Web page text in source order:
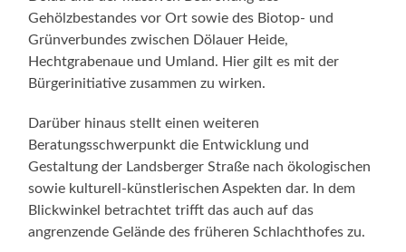
Gehölzbestandes vor Ort sowie des Biotop- und
Grünverbundes zwischen Dölauer Heide,
Hechtgrabenaue und Umland. Hier gilt es mit der
Bürgerinitiative zusammen zu wirken.
Darüber hinaus stellt einen weiteren
Beratungsschwerpunkt die Entwicklung und
Gestaltung der Landsberger Straße nach ökologischen
sowie kulturell-künstlerischen Aspekten dar. In dem
Blickwinkel betrachtet trifft das auch auf das
angrenzende Gelände des früheren Schlachthofes zu.